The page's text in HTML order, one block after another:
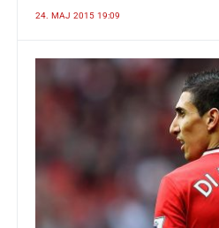
24. MAJ 2015 19:09